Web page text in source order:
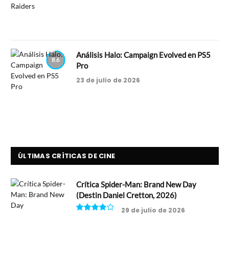
8.6
Análisis Halo: Campaign Evolved en PS5
Pro
23 de julio de 2026
ÚLTIMAS CRÍTICAS DE CINE
Crítica Spider-Man: Brand New Day
(Destin Daniel Cretton, 2026)
29 de julio de 2026